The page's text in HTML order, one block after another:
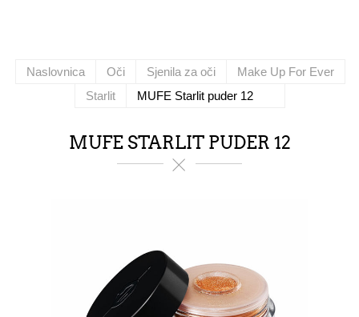
Naslovnica Oči Sjenila za oči
Make Up For Ever
Starlit
MUFE Starlit puder 12
MUFE STARLIT PUDER 12